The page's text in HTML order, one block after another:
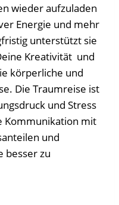
wieder aufzuladen
Energie und mehr
unterstützt sie
Kreativität und
körperliche und
Die Traumreise ist
und Stress
Kommunikation mit
und
besser zu